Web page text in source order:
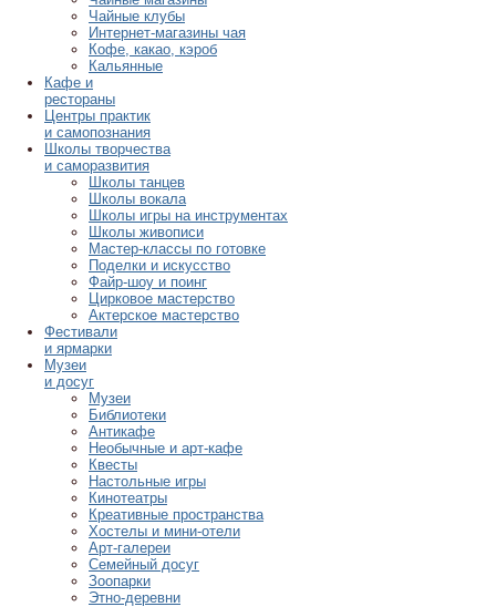
Чайные клубы
Интернет-магазины чая
Кофе, какао, кэроб
Кальянные
Кафе и
рестораны
Центры практик
и самопознания
Школы творчества
и саморазвития
Школы танцев
Школы вокала
Школы игры на инструментах
Школы живописи
Мастер-классы по готовке
Поделки и искусство
Файр-шоу и поинг
Цирковое мастерство
Актерское мастерство
Фестивали
и ярмарки
Музеи
и досуг
Музеи
Библиотеки
Антикафе
Необычные и арт-кафе
Квесты
Настольные игры
Кинотеатры
Креативные пространства
Хостелы и мини-отели
Арт-галереи
Семейный досуг
Зоопарки
Этно-деревни